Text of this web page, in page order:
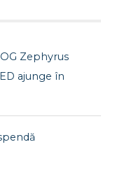
Zephyrus
ajunge în